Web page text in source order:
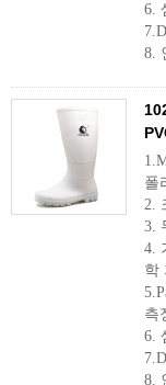
6.
8.
폴
2.
3.
4.
학
측
6.
8.